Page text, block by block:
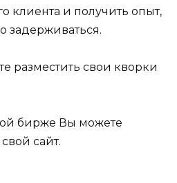
клиента и получить опыт,
задерживаться.
разместить свои кворки
бирже Вы можете
сайт.